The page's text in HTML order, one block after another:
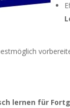
lernen für